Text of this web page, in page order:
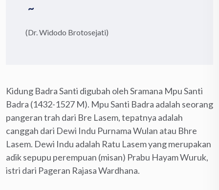
~
(Dr. Widodo Brotosejati)
Kidung Badra Santi digubah oleh Sramana Mpu Santi
Badra (1432-1527 M). Mpu Santi Badra adalah seorang
pangeran trah dari Bre Lasem, tepatnya adalah
canggah dari Dewi Indu Purnama Wulan atau Bhre
Lasem. Dewi Indu adalah Ratu Lasem yang merupakan
adik sepupu perempuan (misan) Prabu Hayam Wuruk,
istri dari Pageran Rajasa Wardhana.